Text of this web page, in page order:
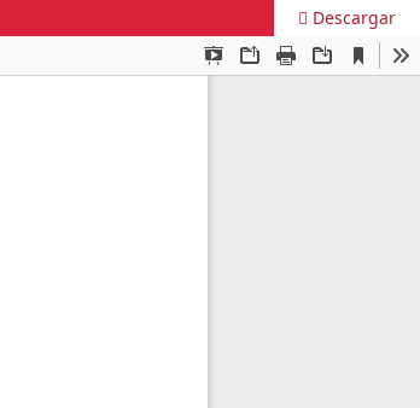
Descargar